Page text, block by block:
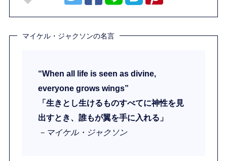
マイケル・ジャクソンの名言
“When all life is seen as divine,
everyone grows wings”
「生きとし生けるものすべてに神性を見
出すとき、誰もが翼を手に入れる」
－マイケル・ジャクソン